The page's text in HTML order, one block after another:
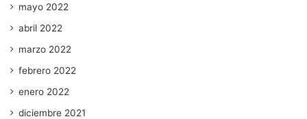
mayo 2022
abril 2022
marzo 2022
febrero 2022
enero 2022
diciembre 2021